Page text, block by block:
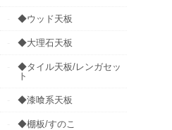
◆ウッド天板
◆大理石天板
◆タイル天板/レンガセッ
ト
◆漆喰系天板
◆棚板/すのこ